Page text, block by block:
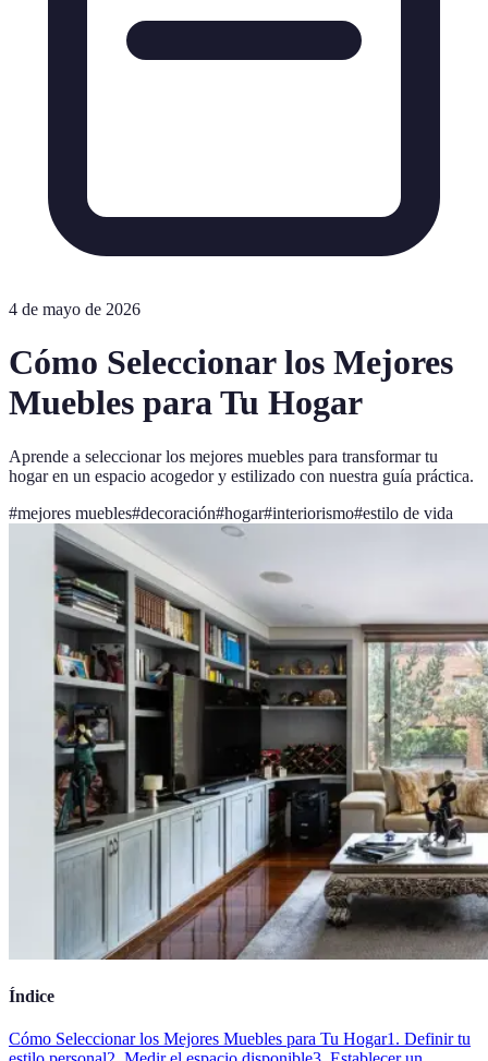
4 de mayo de 2026
Cómo Seleccionar los Mejores
Muebles para Tu Hogar
Aprende a seleccionar los mejores muebles para transformar tu
hogar en un espacio acogedor y estilizado con nuestra guía práctica.
#mejores muebles#decoración#hogar#interiorismo#estilo de vida
Índice
Cómo Seleccionar los Mejores Muebles para Tu Hogar1. Definir tu